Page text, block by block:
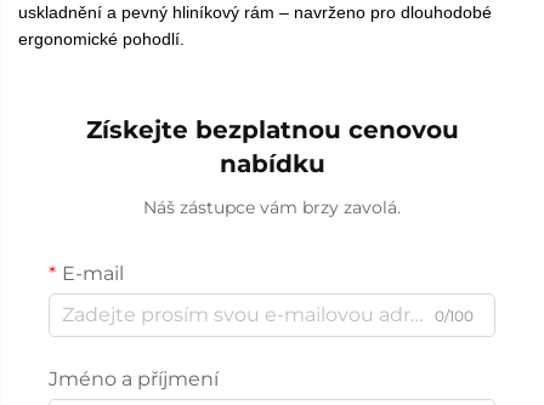
uskladnění a pevný hliníkový rám – navrženo pro dlouhodobé
ergonomické pohodlí.
Získejte bezplatnou cenovou
nabídku
Náš zástupce vám brzy zavolá.
E-mail
0/100
Jméno a příjmení